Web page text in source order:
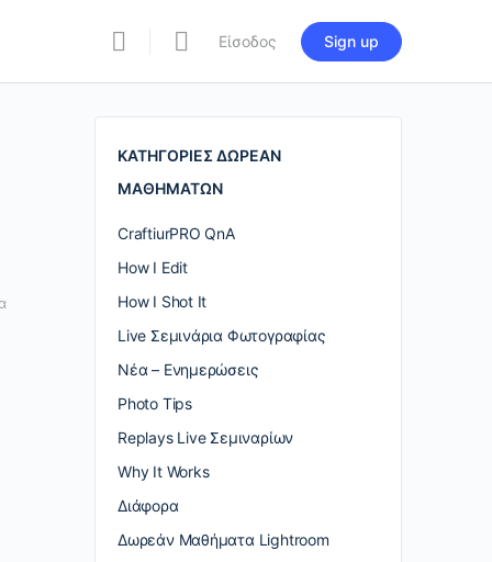
Είσοδος Sign up
ΚΑΤΗΓΟΡΙΕΣ ΔΩΡΕΑΝ
ΜΑΘΗΜΑΤΩΝ
CraftiurPRO QnA
How I Edit
How I Shot It
Live Σεμινάρια Φωτογραφίας
Nέα – Ενημερώσεις
Photo Tips
Replays Live Σεμιναρίων
Why It Works
Διάφορα
Δωρεάν Μαθήματα Lightroom